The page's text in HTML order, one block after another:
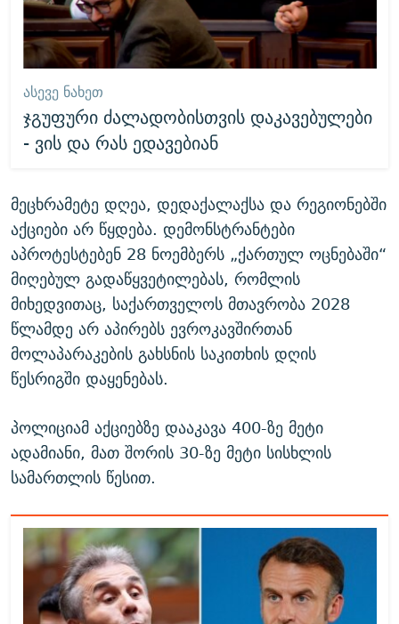
ᲐᲡᲔᲕᲔ ᲜᲐᲮᲔᲗ
ჯგუფური ძალადობისთვის დაკავებულები
- ვის და რას ედავებიან
მეცხრამეტე დღეა, დედაქალაქსა და რეგიონებში
აქციები არ წყდება. დემონსტრანტები
აპროტესტებენ 28 ნოემბერს „ქართულ ოცნებაში“
მიღებულ გადაწყვეტილებას, რომლის
მიხედვითაც, საქართველოს მთავრობა 2028
წლამდე არ აპირებს ევროკავშირთან
მოლაპარაკების გახსნის საკითხის დღის
წესრიგში დაყენებას.
პოლიციამ აქციებზე დააკავა 400-ზე მეტი
ადამიანი, მათ შორის 30-ზე მეტი სისხლის
სამართლის წესით.